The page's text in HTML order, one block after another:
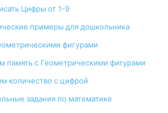
Цифры от 1-9
примеры для дошкольника
фигурами
память с Геометрическими фигурами
количество с цифрой
задания по математике